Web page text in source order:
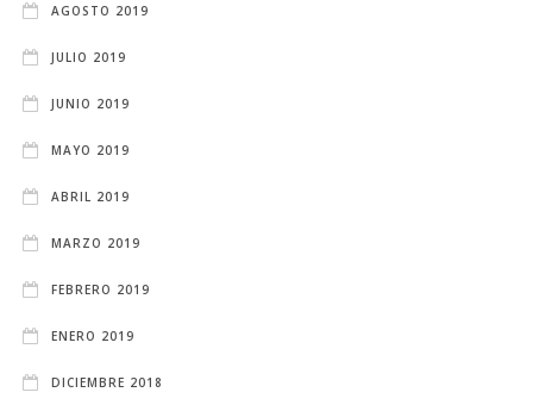
AGOSTO 2019
JULIO 2019
JUNIO 2019
MAYO 2019
ABRIL 2019
MARZO 2019
FEBRERO 2019
ENERO 2019
DICIEMBRE 2018